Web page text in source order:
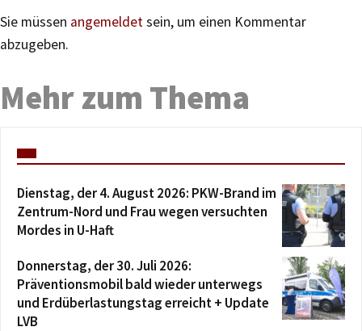
Sie müssen angemeldetsein, um einen Kommentar
abzugeben.
Mehr zum Thema
Dienstag, der 4. August 2026: PKW-Brand im
Zentrum-Nord und Frau wegen versuchten
Mordes in U-Haft
Donnerstag, der 30. Juli 2026:
Präventionsmobil bald wieder unterwegs
und Erdüberlastungstag erreicht + Update
LVB